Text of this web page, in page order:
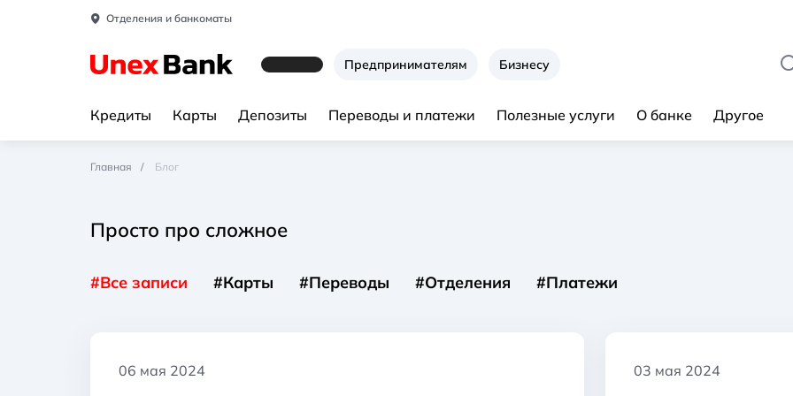
Отделения и банкоматы
Предпринимателям Бизнесу
Кредиты Карты Депозиты Переводы и платежи Полезные услуги О банке Другое
Главная Блог
Просто про сложное
#Все записи #Карты #Переводы #Отделения #Платежи
06 мая 2024 03 мая 2024